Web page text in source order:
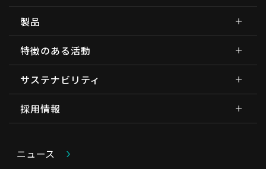
製品
特徴のある活動
サステナビリティ
採用情報
ニュース